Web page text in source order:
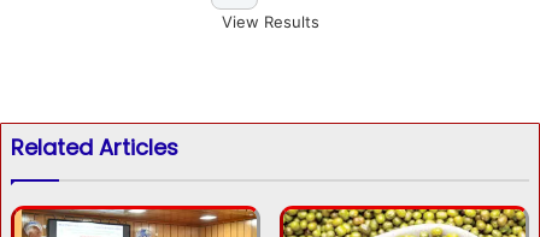
View Results
Related Articles